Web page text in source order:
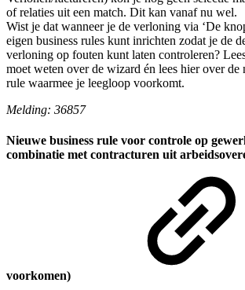
of relaties uit een match. Dit kan vanaf nu wel.
Wist je dat wanneer je de verloning via ‘De
eigen business rules kunt inrichten zodat je de
verloning op fouten kunt laten controleren?
moet weten over de wizard én lees hier over de
rule waarmee je leegloop voorkomt.
Melding: 36857
Nieuwe business rule voor controle op
combinatie met contracturen uit
voorkomen)